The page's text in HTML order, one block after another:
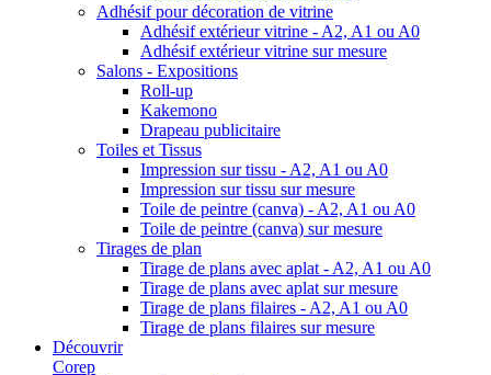
Adhésif pour décoration de vitrine
Adhésif extérieur vitrine - A2, A1 ou A0
Adhésif extérieur vitrine sur mesure
Salons - Expositions
Roll-up
Kakemono
Drapeau publicitaire
Toiles et Tissus
Impression sur tissu - A2, A1 ou A0
Impression sur tissu sur mesure
Toile de peintre (canva) - A2, A1 ou A0
Toile de peintre (canva) sur mesure
Tirages de plan
Tirage de plans avec aplat - A2, A1 ou A0
Tirage de plans avec aplat sur mesure
Tirage de plans filaires - A2, A1 ou A0
Tirage de plans filaires sur mesure
Découvrir
Corep